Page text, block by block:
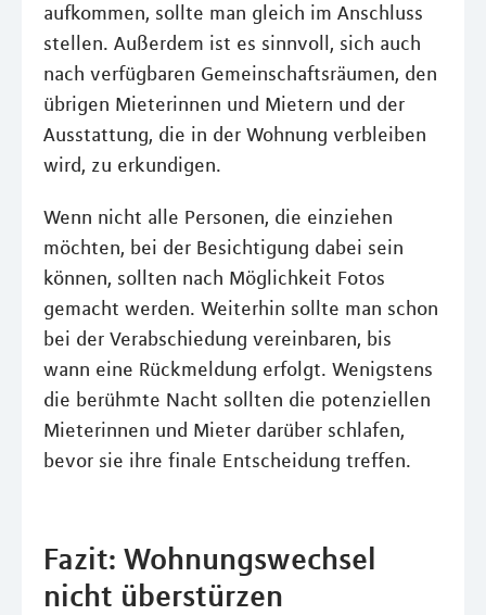
aufkommen, sollte man gleich im Anschluss
stellen. Außerdem ist es sinnvoll, sich auch
nach verfügbaren Gemeinschaftsräumen, den
übrigen Mieterinnen und Mietern und der
Ausstattung, die in der Wohnung verbleiben
wird, zu erkundigen.
Wenn nicht alle Personen, die einziehen
möchten, bei der Besichtigung dabei sein
können, sollten nach Möglichkeit Fotos
gemacht werden. Weiterhin sollte man schon
bei der Verabschiedung vereinbaren, bis
wann eine Rückmeldung erfolgt. Wenigstens
die berühmte Nacht sollten die potenziellen
Mieterinnen und Mieter darüber schlafen,
bevor sie ihre finale Entscheidung treffen.
Fazit: Wohnungswechsel
nicht überstürzen